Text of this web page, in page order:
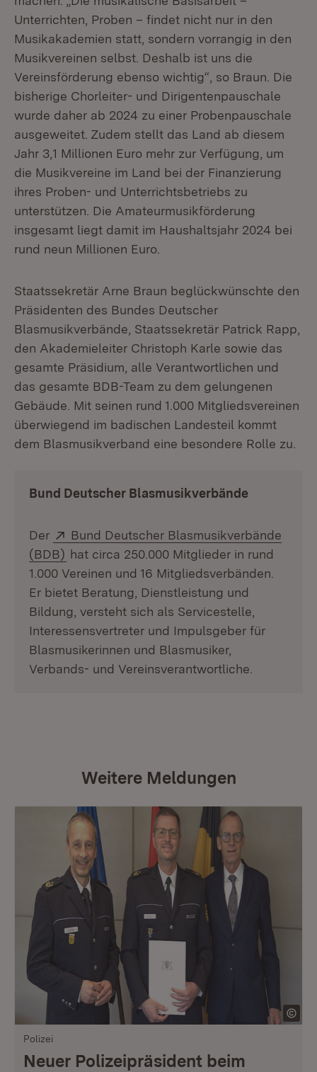
Unterrichten, Proben – findet nicht nur in den
Musikakademien statt, sondern vorrangig in den
Musikvereinen selbst. Deshalb ist uns die
Vereinsförderung ebenso wichtig“, so Braun. Die
bisherige Chorleiter- und Dirigentenpauschale
wurde daher ab 2024 zu einer Probenpauschale
ausgeweitet. Zudem stellt das Land ab diesem
Jahr 3,1 Millionen Euro mehr zur Verfügung, um
die Musikvereine im Land bei der Finanzierung
ihres Proben- und Unterrichtsbetriebs zu
unterstützen. Die Amateurmusikförderung
insgesamt liegt damit im Haushaltsjahr 2024 bei
rund neun Millionen Euro.
Staatssekretär Arne Braun beglückwünschte den
Präsidenten des Bundes Deutscher
Blasmusikverbände, Staatssekretär Patrick Rapp,
den Akademieleiter Christoph Karle sowie das
gesamte Präsidium, alle Verantwortlichen und
das gesamte BDB-Team zu dem gelungenen
Gebäude. Mit seinen rund 1.000 Mitglieds­vereinen
überwiegend im badischen Landesteil kommt
dem Blas­musikverband eine besondere Rolle zu.
Bund Deutscher Blasmusikverbände
Der Extern:
Bund Deutscher Blasmusikverbände
(BDB) (Öffnet in neuem Fenster)
hat circa 250.000 Mitglieder in rund
1.000 Vereinen und 16 Mitgliedsverbänden.
Er bietet Beratung, Dienstleistung und
Bildung, versteht sich als Servicestelle,
Interessensvertreter und Impulsgeber für
Blasmusikerinnen und Blasmusiker,
Verbands- und Vereinsverantwortliche.
Weitere Meldungen
Polizei
Neuer Polizeipräsident beim